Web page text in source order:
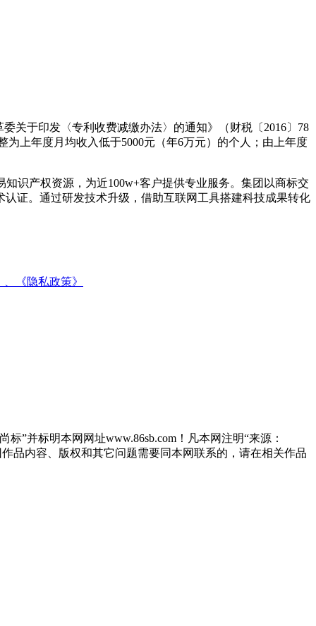
关于印发〈专利收费减缴办法〉的通知》（财税〔2016〕78
上年度月均收入低于5000元（年6万元）的个人；由上年度
识产权资源，为近100w+客户提供专业服务。集团以商标交
证。通过研发技术升级，借助互联网工具搭建科技成果转化
《隐私政策》
”并标明本网网址www.86sb.com！凡本网注明“来源：
品内容、版权和其它问题需要同本网联系的，请在相关作品